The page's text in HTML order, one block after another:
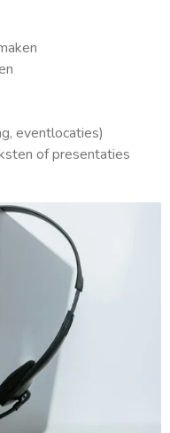
eventlocaties)
of presentaties